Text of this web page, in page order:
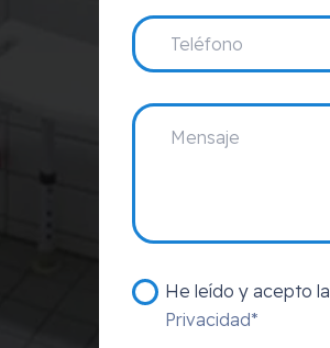
He leído y acepto la
Privacidad*